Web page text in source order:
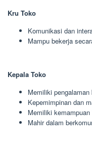
Kru Toko
Komunikasi dan
Mampu bekerja
Kepala Toko
Memiliki
Kepemimpinan dan
Memiliki
Mahir dalam